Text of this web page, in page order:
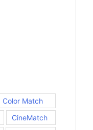
Color Match
CineMatch